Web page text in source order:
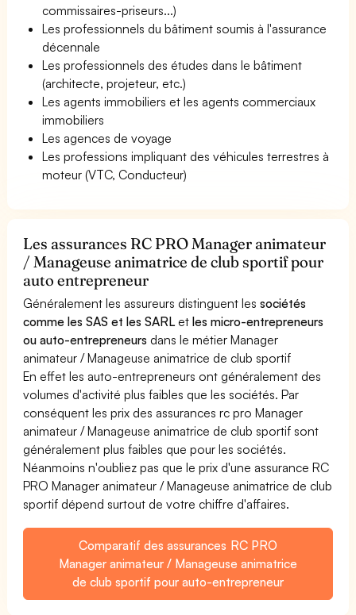
commissaires-priseurs...)
Les professionnels du bâtiment soumis à l'assurance
décennale
Les professionnels des études dans le bâtiment
(architecte, projeteur, etc.)
Les agents immobiliers et les agents commerciaux
immobiliers
Les agences de voyage
Les professions impliquant des véhicules terrestres à
moteur (VTC, Conducteur)
Les assurances RC PRO Manager animateur
/ Manageuse animatrice de club sportif pour
auto entrepreneur
Généralement les assureurs distinguent lessociétés
comme les SAS et les SARL etles micro-entrepreneurs
ou auto-entrepreneurs dans le métier Manager
animateur / Manageuse animatrice de club sportif
En effet les auto-entrepreneurs ont généralement des
volumes d'activité plus faibles que les sociétés. Par
conséquent les prix des assurances rc pro Manager
animateur / Manageuse animatrice de club sportif sont
généralement plus faibles que pour les sociétés.
Néanmoins n'oubliez pas que le prix d'une assurance RC
PRO Manager animateur / Manageuse animatrice de club
sportif dépend surtout de votre chiffre d'affaires.
Comparatif des assurances RC PRO
Manager animateur / Manageuse animatrice
de club sportif pour auto-entrepreneur